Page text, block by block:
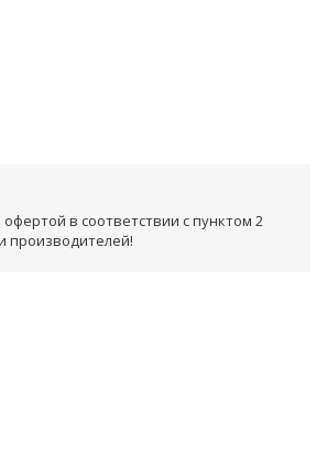
в соответствии с пунктом 2
производителей!